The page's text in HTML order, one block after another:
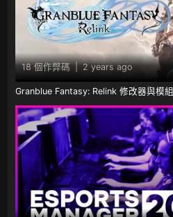
18 個作弊碼 | 2 years ago
Granblue Fantasy: Relink 修改器與模組